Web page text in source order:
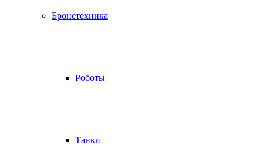
Бронетехника
Роботы
Танки